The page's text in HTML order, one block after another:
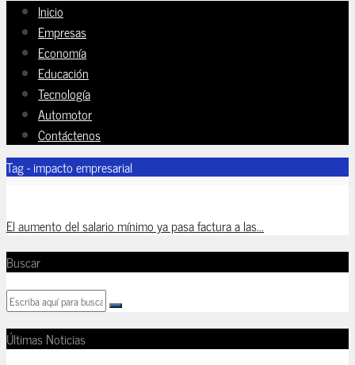
Inicio
Empresas
Economía
Educación
Tecnología
Automotor
Contáctenos
Tag - impacto empresarial
El aumento del salario mínimo ya pasa factura a las...
Buscar
Últimas Noticias